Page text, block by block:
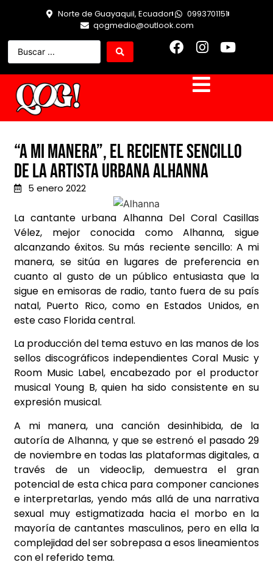
Norte de Guayaquil, Ecuador
0993701151
qogmedio@outlook.com
“A Mi Manera”, el reciente sencillo
de la artista urbana Alhanna
5 enero 2022
La cantante urbana Alhanna Del Coral Casillas
Vélez, mejor conocida como Alhanna, sigue
alcanzando éxitos. Su más reciente sencillo: A mi
manera, se sitúa en lugares de preferencia en
cuanto al gusto de un público entusiasta que la
sigue en emisoras de radio, tanto fuera de su país
natal, Puerto Rico, como en Estados Unidos, en
este caso Florida central.
La producción del tema estuvo en las manos de los
sellos discográficos independientes Coral Music y
Room Music Label, encabezado por el productor
musical Young B, quien ha sido consistente en su
expresión musical.
A mi manera, una canción desinhibida, de la
autoría de Alhanna, y que se estrenó el pasado 29
de noviembre en todas las plataformas digitales, a
través de un videoclip, demuestra el gran
potencial de esta chica para componer canciones
e interpretarlas, yendo más alláde una narrativa
sexual muy estigmatizada hacia el morbo en la
mayoría de cantantes masculinos, pero en ella la
complejidad del ser sobrepasa a esos lineamientos
con el referido tema.